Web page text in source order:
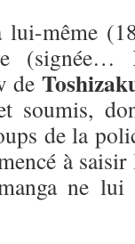
lui-même
de
soumis,
de la
à
ne